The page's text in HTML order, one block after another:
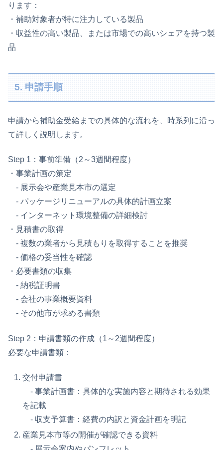
ります：
・補助対象者が特に注力している製品
・収益性の高い製品、または市場での高いシェアを持つ製
品
5. 申請手順
申請から補助金受給までの具体的な流れを、時系列に沿っ
て詳しく説明します。
Step 1：事前準備（2～3週間程度）
・事業計画の策定
- 展示会や産業見本市の選定
- パッケージリニューアルの具体的計画立案
- インターネット環境整備の詳細検討
・見積書の取得
- 複数の業者から見積もりを取得することを推奨
- 価格の妥当性を確認
・必要書類の収集
- 納税証明書
- 会社の事業概要資料
- その他市が求める書類
Step 2：申請書類の作成（1～2週間程度）
必要な申請書類：
交付申請書
- 事業計画書：具体的な実施内容と期待される効果
を記載
- 収支予算書：経費の内訳と資金計画を明記
産業見本市等の開催が確認できる資料